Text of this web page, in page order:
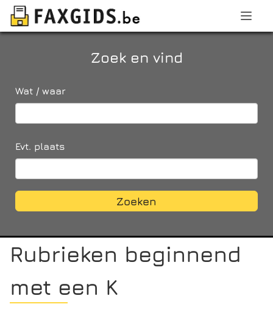
Zoek en vind
Wat / waar
Evt. plaats
Zoeken
Rubrieken beginnend
met een K